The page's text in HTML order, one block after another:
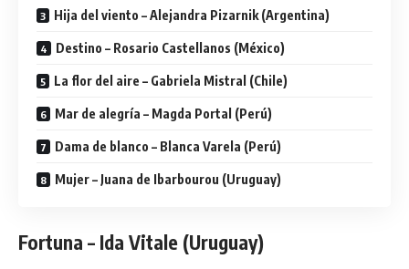
Hija del viento – Alejandra Pizarnik (Argentina)
Destino – Rosario Castellanos (México)
La flor del aire – Gabriela Mistral (Chile)
Mar de alegría – Magda Portal (Perú)
Dama de blanco – Blanca Varela (Perú)
Mujer – Juana de Ibarbourou (Uruguay)
Fortuna – Ida Vitale (Uruguay)